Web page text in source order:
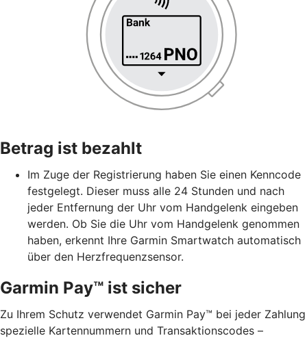
Betrag ist bezahlt
Im Zuge der Registrierung haben Sie einen Kenncode
festgelegt. Dieser muss alle 24 Stunden und nach
jeder Entfernung der Uhr vom Handgelenk eingeben
werden. Ob Sie die Uhr vom Handgelenk genommen
haben, erkennt Ihre Garmin Smartwatch automatisch
über den Herzfrequenzsensor.
Garmin Pay™ ist sicher
Zu Ihrem Schutz verwendet Garmin Pay™ bei jeder Zahlung
spezielle Kartennummern und Transaktionscodes –